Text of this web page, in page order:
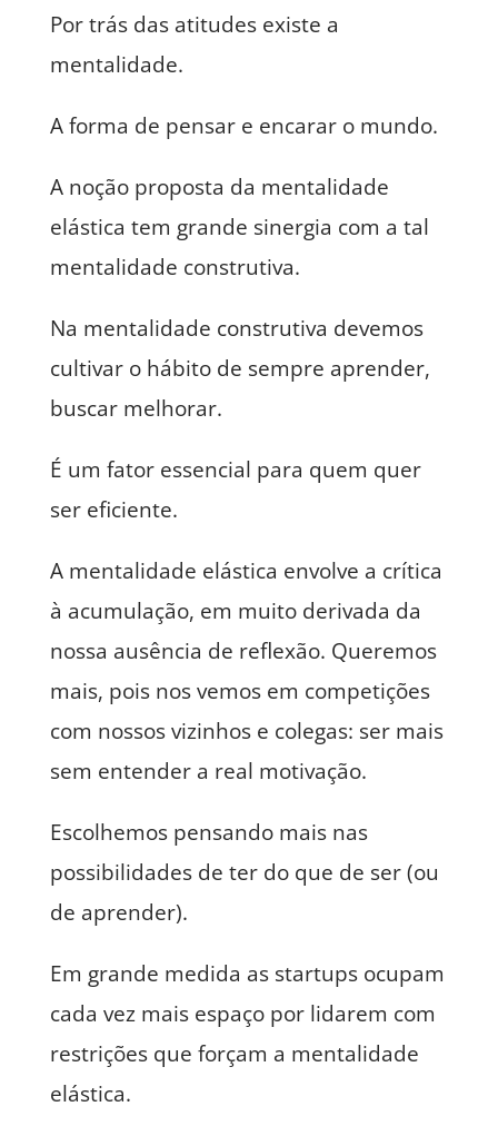
Por trás das atitudes existe a
mentalidade.
A forma de pensar e encarar o mundo.
A noção proposta da mentalidade
elástica tem grande sinergia com a tal
mentalidade construtiva.
Na mentalidade construtiva devemos
cultivar o hábito de sempre aprender,
buscar melhorar.
É um fator essencial para quem quer
ser eficiente.
A mentalidade elástica envolve a crítica
à acumulação, em muito derivada da
nossa ausência de reflexão. Queremos
mais, pois nos vemos em competições
com nossos vizinhos e colegas: ser mais
sem entender a real motivação.
Escolhemos pensando mais nas
possibilidades de ter do que de ser (ou
de aprender).
Em grande medida as startups ocupam
cada vez mais espaço por lidarem com
restrições que forçam a mentalidade
elástica.